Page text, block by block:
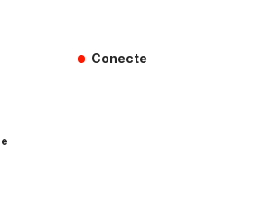
Conecte